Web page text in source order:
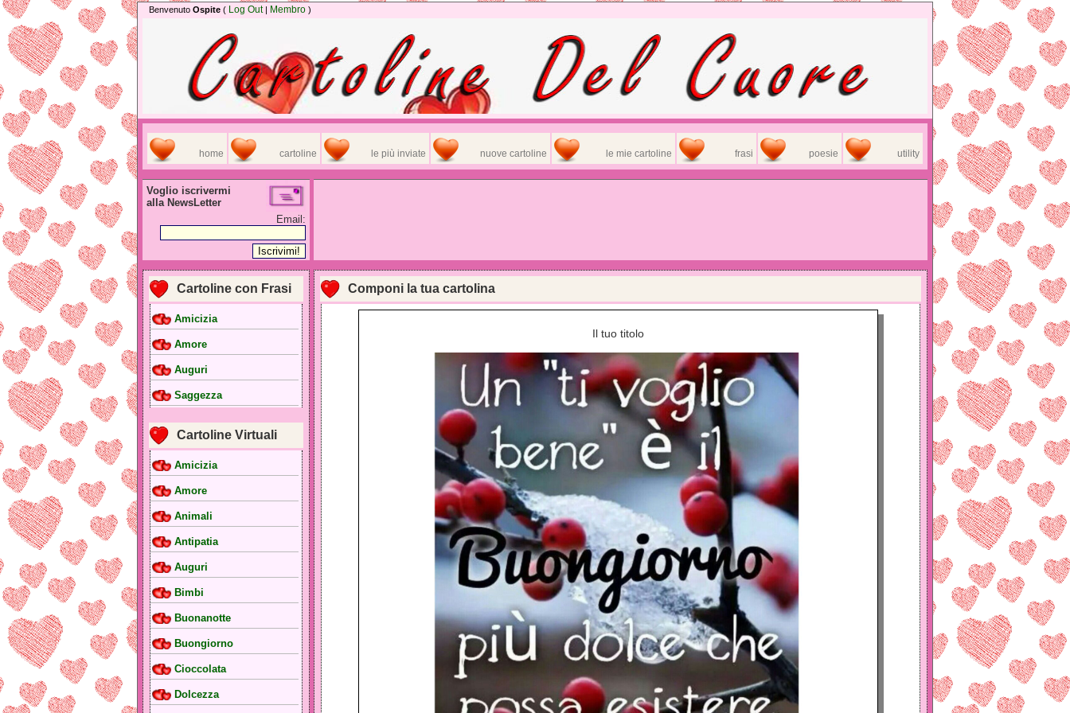
Benvenuto Ospite ( Log Out| Membro )
home cartoline le più inviate nuove cartoline le mie cartoline frasi poesie utility
Voglio iscrivermi
alla NewsLetter
Email:
Cartoline con Frasi
Amicizia
Amore
Auguri
Saggezza
Cartoline Virtuali
Amicizia
Amore
Animali
Antipatia
Auguri
Bimbi
Buonanotte
Buongiorno
Cioccolata
Dolcezza
Componi la tua cartolina
Il tuo titolo